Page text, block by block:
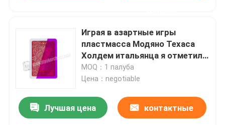
Играя в азартные игры
пластмасса Модяно Техаса
Холдем итальянца я отметил
покер карт
MOQ：1 палуба
Цена：negotiable
Лучшая цена контактные